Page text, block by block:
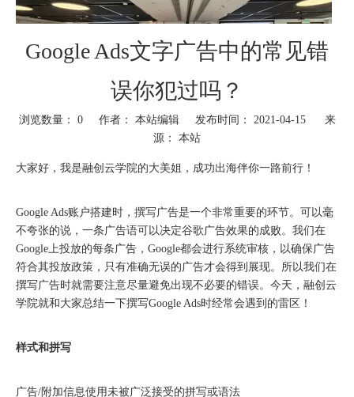
Google Ads文字广告中的常见错
误你犯过吗？
浏览数量： 0作者： 本站编辑 发布时间： 2021-04-15 来
源： 本站
["wechat"]
大家好，我是融创云学院的大美姐，成功出海伴你一路前行！
Google Ads账户搭建时，撰写广告是一个非常重要的环节。可以毫
不夸张的说，一条广告语可以决定谷歌广告效果的成败。我们在
Google上投放的每条广告，Google都会进行系统审核，以确保广告
符合其投放政策，只有准确无误的广告才会得到展现。所以我们在
撰写广告时就需要注意尽量避免出现不必要的错误。今天，融创云
学院就和大家总结一下撰写Google Ads时经常会遇到的雷区！
样式和拼写
广告/附加信息使用未被广泛接受的拼写或语法